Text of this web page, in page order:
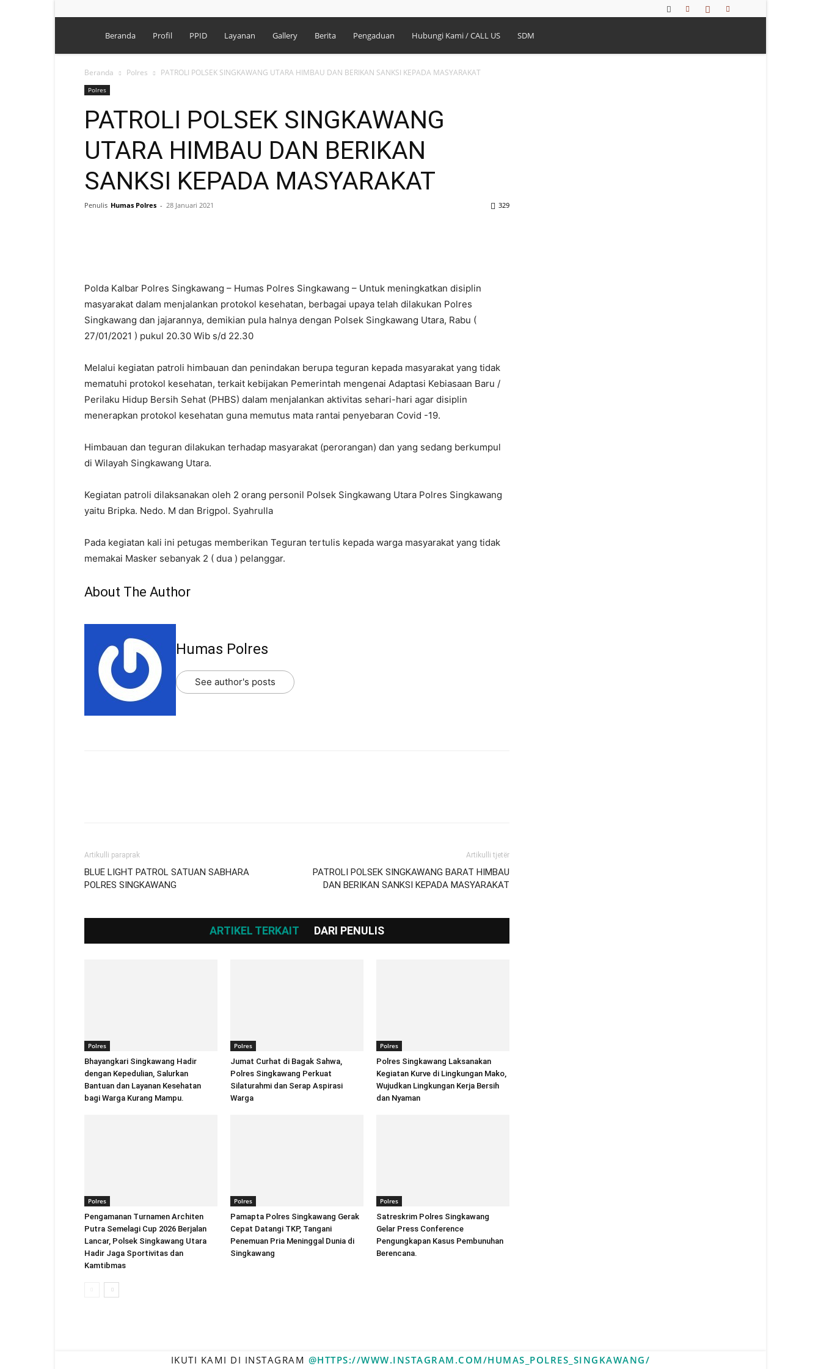
Polres
Singkawang
Beranda Profil PPID Layanan Gallery Berita Pengaduan Hubungi Kami / CALL US SDM
Beranda Polres PATROLI POLSEK SINGKAWANG UTARA HIMBAU DAN BERIKAN SANKSI KEPADA MASYARAKAT
Polres
PATROLI POLSEK SINGKAWANG
UTARA HIMBAU DAN BERIKAN
SANKSI KEPADA MASYARAKAT
Penulis Humas Polres - 28 Januari 2021 329
Polda Kalbar Polres Singkawang – Humas Polres Singkawang – Untuk meningkatkan disiplin
masyarakat dalam menjalankan protokol kesehatan, berbagai upaya telah dilakukan Polres
Singkawang dan jajarannya, demikian pula halnya dengan Polsek Singkawang Utara, Rabu (
27/01/2021 ) pukul 20.30 Wib s/d 22.30
Melalui kegiatan patroli himbauan dan penindakan berupa teguran kepada masyarakat yang tidak
mematuhi protokol kesehatan, terkait kebijakan Pemerintah mengenai Adaptasi Kebiasaan Baru /
Perilaku Hidup Bersih Sehat (PHBS) dalam menjalankan aktivitas sehari-hari agar disiplin
menerapkan protokol kesehatan guna memutus mata rantai penyebaran Covid -19.
Himbauan dan teguran dilakukan terhadap masyarakat (perorangan) dan yang sedang berkumpul
di Wilayah Singkawang Utara.
Kegiatan patroli dilaksanakan oleh 2 orang personil Polsek Singkawang Utara Polres Singkawang
yaitu Bripka. Nedo. M dan Brigpol. Syahrulla
Pada kegiatan kali ini petugas memberikan Teguran tertulis kepada warga masyarakat yang tidak
memakai Masker sebanyak 2 ( dua ) pelanggar.
About The Author
Humas Polres
See author's posts
Artikulli paraprak
BLUE LIGHT PATROL SATUAN SABHARA
POLRES SINGKAWANG
Artikulli tjetër
PATROLI POLSEK SINGKAWANG BARAT HIMBAU
DAN BERIKAN SANKSI KEPADA MASYARAKAT
ARTIKEL TERKAIT DARI PENULIS
Polres
Bhayangkari Singkawang Hadir
dengan Kepedulian, Salurkan
Bantuan dan Layanan Kesehatan
bagi Warga Kurang Mampu.
Polres
Jumat Curhat di Bagak Sahwa,
Polres Singkawang Perkuat
Silaturahmi dan Serap Aspirasi
Warga
Polres
Polres Singkawang Laksanakan
Kegiatan Kurve di Lingkungan Mako,
Wujudkan Lingkungan Kerja Bersih
dan Nyaman
Polres
Pengamanan Turnamen Architen
Putra Semelagi Cup 2026 Berjalan
Lancar, Polsek Singkawang Utara
Hadir Jaga Sportivitas dan
Kamtibmas
Polres
Pamapta Polres Singkawang Gerak
Cepat Datangi TKP, Tangani
Penemuan Pria Meninggal Dunia di
Singkawang
Polres
Satreskrim Polres Singkawang
Gelar Press Conference
Pengungkapan Kasus Pembunuhan
Berencana.
IKUTI KAMI DI INSTAGRAM @HTTPS://WWW.INSTAGRAM.COM/HUMAS_POLRES_SINGKAWANG/